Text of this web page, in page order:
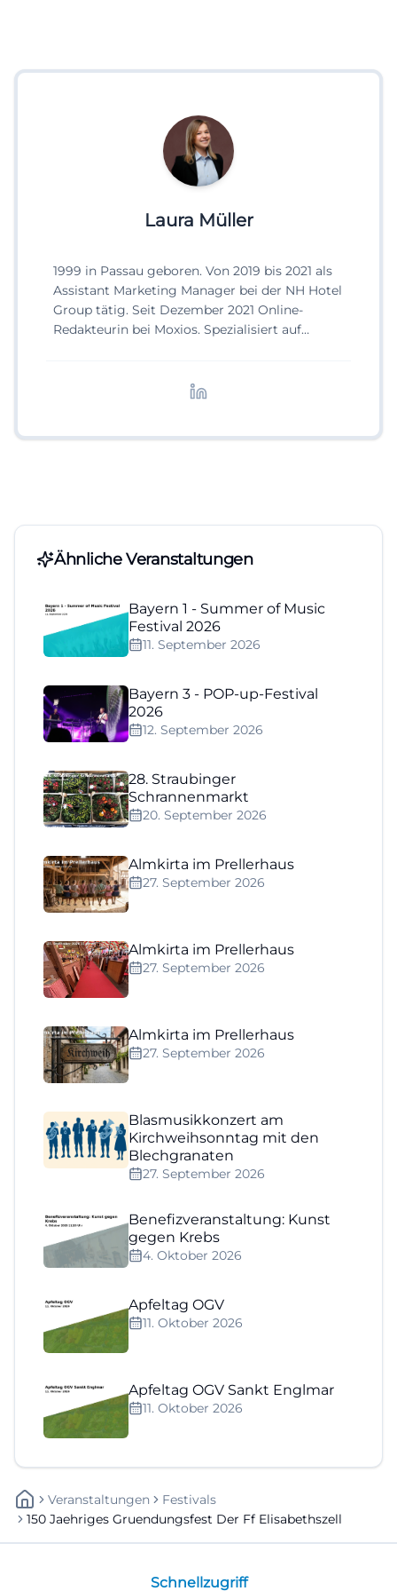
Laura Müller
1999 in Passau geboren. Von 2019 bis 2021 als
Assistant Marketing Manager bei der NH Hotel
Group tätig. Seit Dezember 2021 Online-
Redakteurin bei Moxios. Spezialisiert auf
Ähnliche Veranstaltungen
Bayern 1 - Summer of Music
Festival 2026
11. September 2026
Bayern 3 - POP-up-Festival
2026
12. September 2026
28. Straubinger
Schrannenmarkt
20. September 2026
Almkirta im Prellerhaus
27. September 2026
Almkirta im Prellerhaus
27. September 2026
Almkirta im Prellerhaus
27. September 2026
Blasmusikkonzert am
Kirchweihsonntag mit den
Blechgranaten
27. September 2026
Benefizveranstaltung: Kunst
gegen Krebs
4. Oktober 2026
Apfeltag OGV
11. Oktober 2026
Apfeltag OGV Sankt Englmar
11. Oktober 2026
Veranstaltungen
Festivals
150 Jaehriges Gruendungsfest Der Ff Elisabethszell
Schnellzugriff